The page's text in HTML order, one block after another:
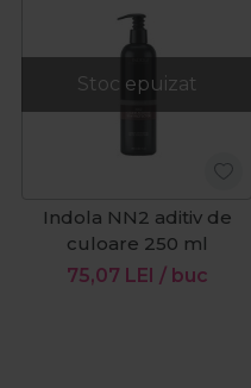
Stoc epuizat
Indola NN2 aditiv de
culoare 250 ml
75,07 LEI / buc